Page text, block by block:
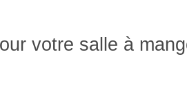
votre salle à